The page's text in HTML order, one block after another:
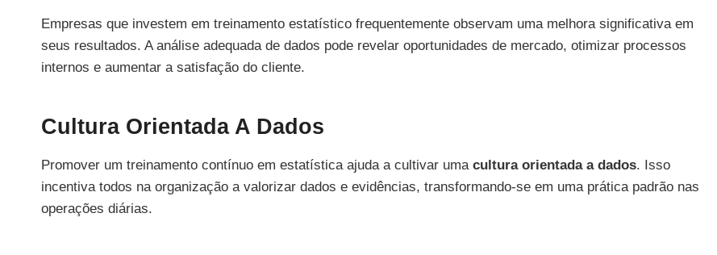
Empresas que investem em treinamento estatístico frequentemente observam uma melhora significativa em
seus resultados. A análise adequada de dados pode revelar oportunidades de mercado, otimizar processos
internos e aumentar a satisfação do cliente.
Cultura Orientada A Dados
Promover um treinamento contínuo em estatística ajuda a cultivar uma cultura orientada a dados. Isso
incentiva todos na organização a valorizar dados e evidências, transformando-se em uma prática padrão nas
operações diárias.